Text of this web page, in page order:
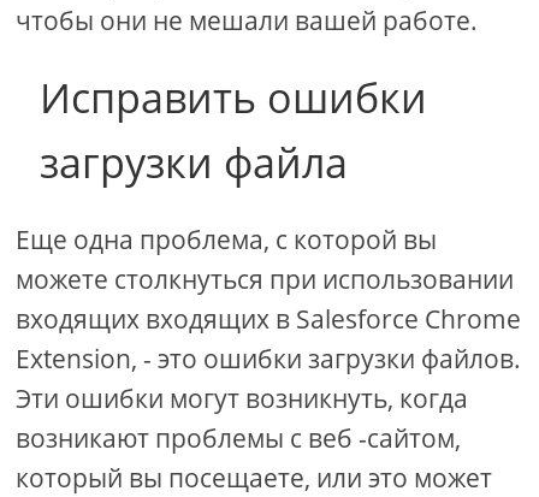
чтобы они не мешали вашей работе.
Исправить ошибки
загрузки файла
Еще одна проблема, с которой вы
можете столкнуться при использовании
входящих входящих в Salesforce Chrome
Extension, - это ошибки загрузки файлов.
Эти ошибки могут возникнуть, когда
возникают проблемы с веб -сайтом,
который вы посещаете, или это может